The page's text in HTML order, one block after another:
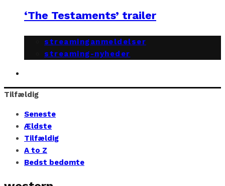
‘The Testaments’ trailer
streaminganmeldelser
streaming-nyheder
Tilfældig
Seneste
Ældste
Tilfældig
A to Z
Bedst bedømte